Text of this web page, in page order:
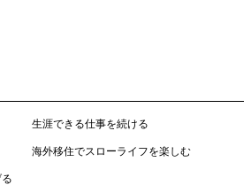
生涯できる仕事を続ける
海外移住でスローライフを楽しむ